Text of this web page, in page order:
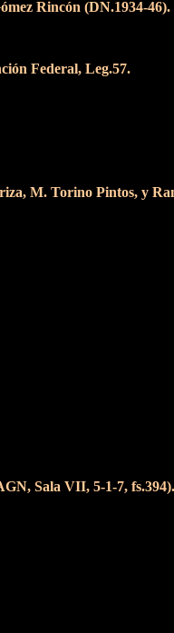
Rincón (DN.1934-46).
Federal, Leg.57.
M. Torino Pintos, y
Sala VII, 5-1-7, fs.394).